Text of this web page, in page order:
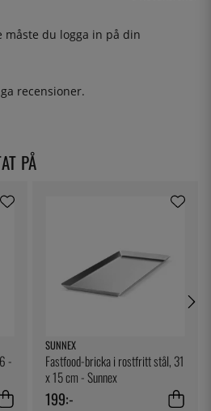
måste du logga in på din
recensioner.
PÅ
-
SUNNEX
Fastfood-bricka i rostfritt stål, 31
x 15 cm - Sunnex
199:-